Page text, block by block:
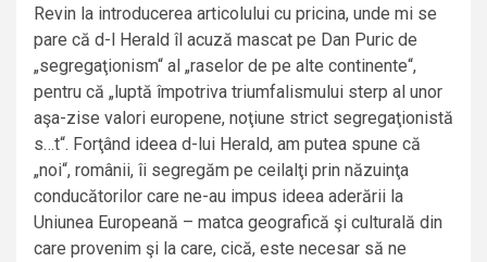
Revin la introducerea articolului cu pricina, unde mi se
pare că d-l Herald îl acuză mascat pe Dan Puric de
„segregaţionism“ al „raselor de pe alte continente“,
pentru că „luptă împotriva triumfalismului sterp al unor
aşa-zise valori europene, noţiune strict segregaţionistă
s…t“. Forţând ideea d-lui Herald, am putea spune că
„noi“, românii, îi segregăm pe ceilalţi prin năzuinţa
conducătorilor care ne-au impus ideea aderării la
Uniunea Europeană – matca geografică şi culturală din
care provenim şi la care, cică, este necesar să ne